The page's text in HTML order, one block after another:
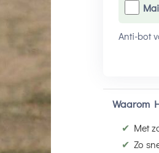
Anti-bot
Waarom
✔ Met
✔ Zo